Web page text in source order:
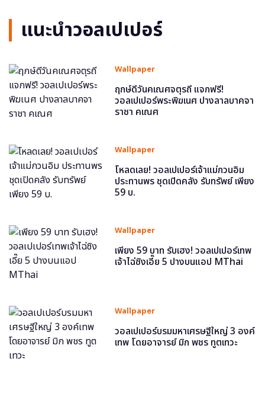
แนะนำวอลเปเปอร์
Wallpaper
ฤกษ์ดีวันคเณศจตุรถี แจกฟรี!
วอลเปเปอร์พระพิฆเนศ ปางลาลบาคจา
ราชา คเณศ
Wallpaper
โหลดเลย! วอลเปเปอร์เจ้าแม่กวนอิม
ประทานพร ชุดเปิดคลัง รับทรัพย์ เพียง
59 บ.
Wallpaper
เพียง 59 บาท รับเฮง! วอลเปเปอร์เทพ
เจ้าไฉ่ซิงเอี๊ย 5 ปางบนแอป MThai
Wallpaper
วอลเปเปอร์บรมมหาเศรษฐีใหญ่ 3 องค์
เทพ โดยอาจารย์ มิก พชร ทูตเทวะ